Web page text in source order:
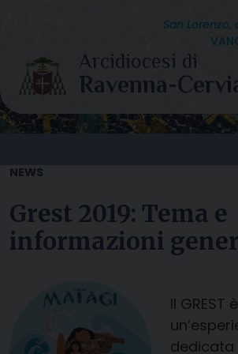
content
San
NEWS
Grest 2019: Tema e
informazioni
Il GREST è
dedicata